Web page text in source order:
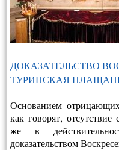
ДОКАЗАТЕЛЬСТВО
ТУРИНСКАЯ
Основанием
как говорят,
же в
доказательством